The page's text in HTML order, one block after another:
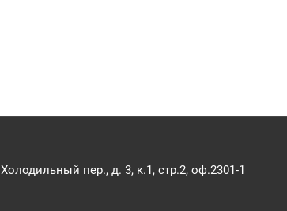
пер., д. 3, к.1, стр.2, оф.2301-1